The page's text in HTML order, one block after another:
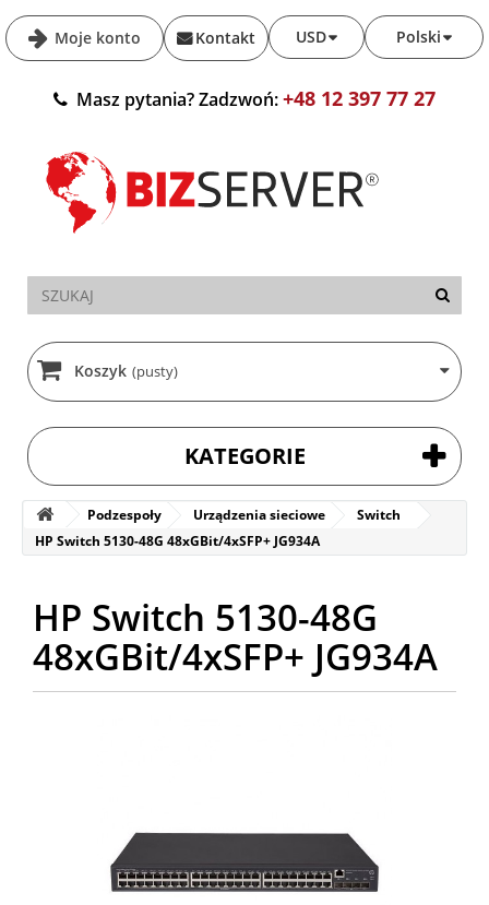
Moje konto Polski
USD
Kontakt
Masz pytania? Zadzwoń:+48 12 397 77 27
Koszyk (pusty)
KATEGORIE
Podzespoły Urządzenia sieciowe
Switch
HP Switch 5130-48G 48xGBit/4xSFP+ JG934A
HP Switch 5130-48G
48xGBit/4xSFP+ JG934A